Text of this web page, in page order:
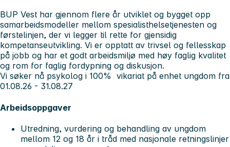
BUP Vest har gjennom flere år utviklet og bygget opp
samarbeidsmodeller mellom spesialisthelsetjenesten og
førstelinjen, der vi legger til rette for gjensidig
kompetanseutvikling. Vi er opptatt av trivsel og fellesskap
på jobb og har et godt arbeidsmiljø med høy faglig kvalitet
og rom for faglig fordypning og diskusjon.
Vi søker nå psykolog i 100% vikariat på enhet ungdom fra
01.08.26 - 31.08.27
Arbeidsoppgaver
Utredning, vurdering og behandling av ungdom
mellom 12 og 18 år i tråd med nasjonale retningslinjer